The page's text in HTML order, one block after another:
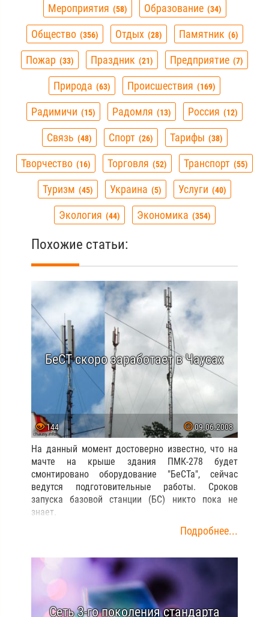
Мероприятия 58 Образование 34
Общество 356 Отдых 28 Памятник 6
Пожар 33 Праздник 21 Предприятие 7
Природа 63 Происшествия 169
Радимичи 15 Радомля 13 Россия 12
Связь 48 Спорт 26 Тарифы 38
Творчество 16 Торговля 52 Транспорт 55
Туризм 45 Украина 5 Услуги 40
Экология 44 Экономика 354
Похожие статьи:
БеСТ скоро заработает в Чаусах
144 09.06.2008
На данный момент достоверно известно, что на
мачте на крыше здания ПМК-278 будет
смонтировано оборудование "БеСТа", сейчас
ведутся подготовительные работы. Сроков
запуска базовой станции (БС) никто пока не
знает.
Подробнее...
Сеть 3-го поколения стандарта